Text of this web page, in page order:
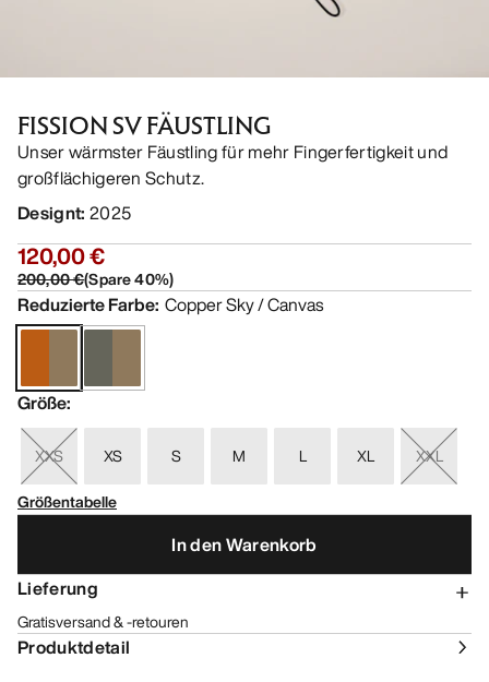
FISSION SV FÄUSTLING
Unser wärmster Fäustling für mehr Fingerfertigkeit und
großflächigeren Schutz.
Designt: 2025
120,00 €
200,00 €(Spare40%)
Reduzierte Farbe: Copper Sky / Canvas
Größe:
XXS XS S M L XL
XXL
Größentabelle
In den Warenkorb
Lieferung
Gratisversand & -retouren
Produktdetail